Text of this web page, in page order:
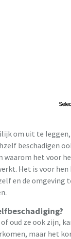
om uit te
beschadigen
waarom het voor
Het is voor
en de omgeving
oud ze ook zijn,
maar het